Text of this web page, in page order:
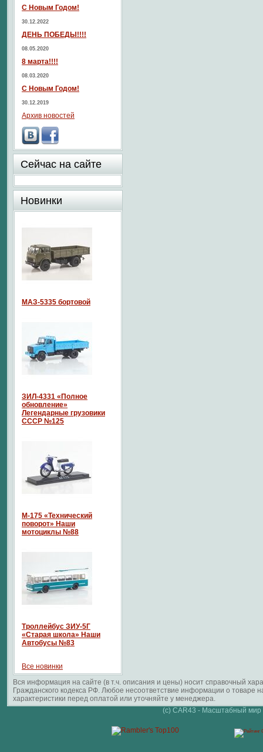
С Новым Годом!
30.12.2022
ДЕНЬ ПОБЕДЫ!!!!
08.05.2020
8 марта!!!!
08.03.2020
С Новым Годом!
30.12.2019
Архив новостей
Сейчас на сайте
Новинки
МАЗ-5335 бортовой
ЗИЛ-4331 «Полное
обновление»
Легендарные грузовики
СССР №125
М-175 «Технический
поворот» Наши
мотоциклы №88
Троллейбус ЗИУ-5Г
«Старая школа» Наши
Автобусы №83
Все новинки
Вся информация на сайте (в т.ч. описания и цены) носит справочный
Гражданского кодекса РФ. Любое несоответствие информации о
характеристики перед оплатой или уточняйте у менеджера.
(c) CAR43 - Масштабный мир